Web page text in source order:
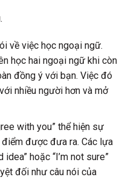
về việc học ngoại ngữ.
học hai ngoại ngữ khi còn
đồng ý với bạn. Việc đó
nhiều người hơn và mở
with you” thể hiện sự
được đưa ra. Các lựa
idea” hoặc “I’m not sure”
đối như câu nói của